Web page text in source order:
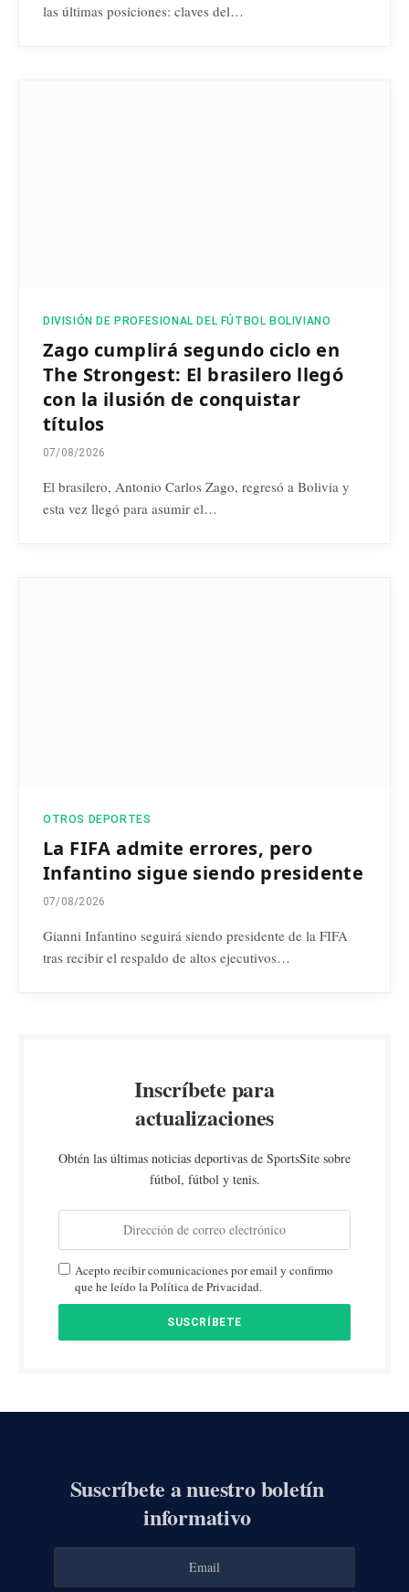
las últimas posiciones: claves del…
DIVISIÓN DE PROFESIONAL DEL FÚTBOL BOLIVIANO
Zago cumplirá segundo ciclo en
The Strongest: El brasilero llegó
con la ilusión de conquistar
títulos
07/08/2026
El brasilero, Antonio Carlos Zago, regresó a Bolivia y
esta vez llegó para asumir el…
OTROS DEPORTES
La FIFA admite errores, pero
Infantino sigue siendo presidente
07/08/2026
Gianni Infantino seguirá siendo presidente de la FIFA
tras recibir el respaldo de altos ejecutivos…
Inscríbete para
actualizaciones
Obtén las últimas noticias deportivas de SportsSite sobre
fútbol, fútbol y tenis.
Acepto recibir comunicaciones por email y confirmo
que he leído la Política de Privacidad.
Suscríbete a nuestro boletín
informativo